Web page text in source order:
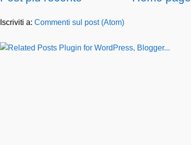
Iscriviti a: Commenti sul post (Atom)